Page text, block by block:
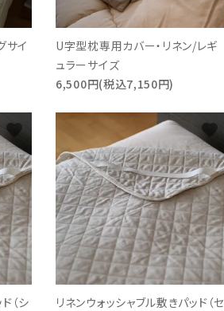
サイ
U字型枕専用カバー・リネン/レギ
ュラーサイズ
6,500円(税込7,150円)
（シ
favorite
リネンウォッシャブル敷きパッド（セ
favorite